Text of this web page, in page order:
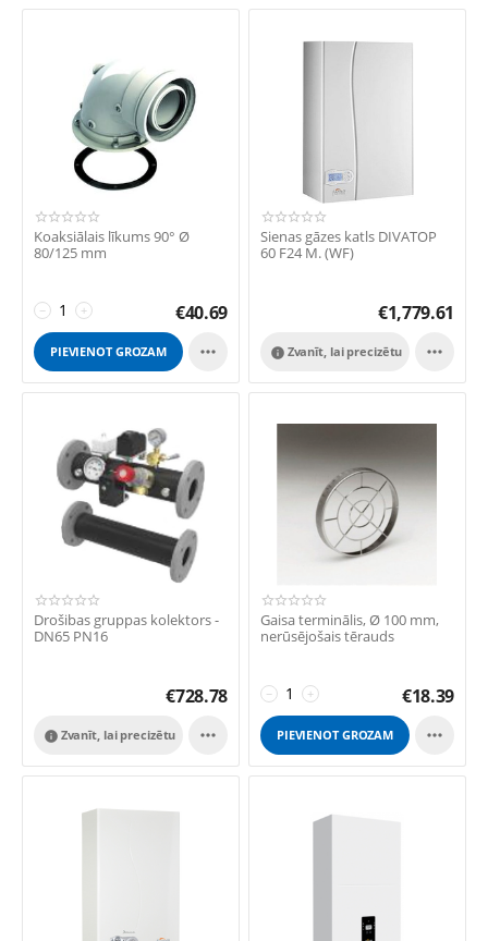
Koaksiālais līkums 90° Ø
80/125 mm
+
− €40.69
PIEVIENOT GROZAM 
Sienas gāzes katls DIVATOP
60 F24 M. (WF)
€1,779.61
Zvanīt, lai precizētu
 
Drošibas gruppas kolektors -
DN65 PN16
€728.78
Zvanīt, lai precizētu
 
Gaisa terminālis, Ø 100 mm,
nerūsējošais tērauds
+
− €18.39
PIEVIENOT GROZAM 